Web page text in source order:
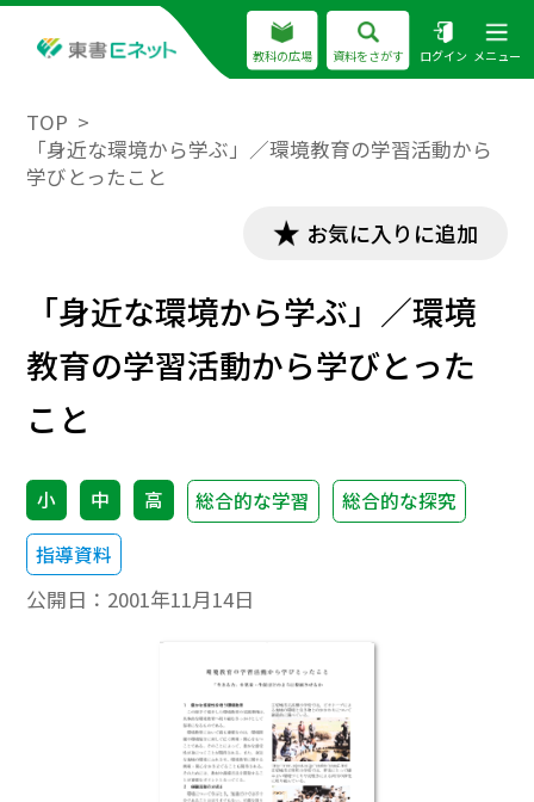
教科の広場 資料をさがす ログイン メニュー
TOP
「身近な環境から学ぶ」／環境教育の学習活動から
学びとったこと
お気に入りに追加
「身近な環境から学ぶ」／環境
教育の学習活動から学びとった
こと
小 中 高 総合的な学習
総合的な探究
指導資料
公開日： 2001年11月14日